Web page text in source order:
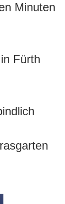
Minuten
Fürth